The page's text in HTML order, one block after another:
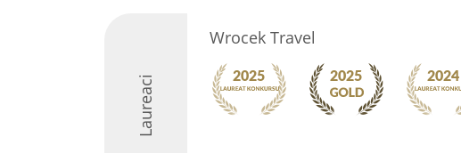
Laureaci
Wrocek Travel